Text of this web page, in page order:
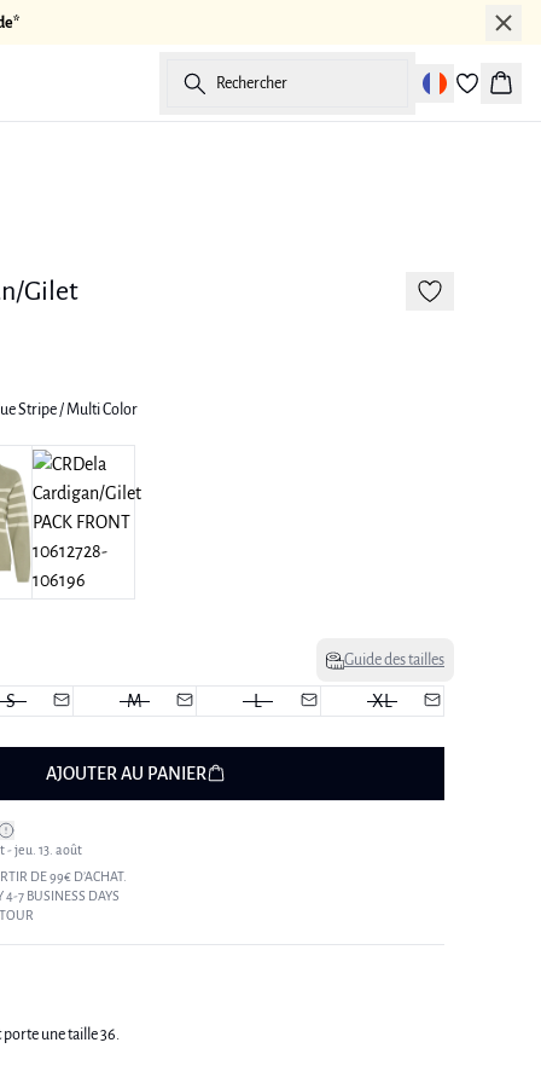
Rechercher
Panier
Gilet
Stripe / Multi Color
Guide des tailles
S M L
XL
AJOUTER AU PANIER
- jeu. 13. août
DE 99€ D’ACHAT.
4-7 BUSINESS DAYS
porte une taille 36.